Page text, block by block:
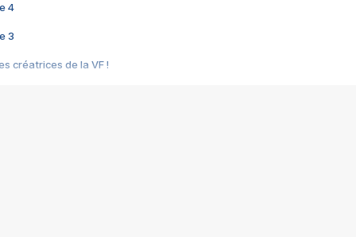
4
3
créatrices de la VF !